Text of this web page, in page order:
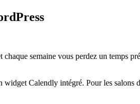
semaine vous perdez un temps
Calendly intégré. Pour les